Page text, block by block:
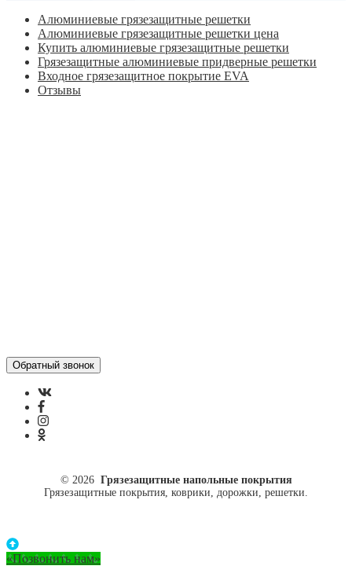
Алюминиевые грязезащитные решетки
Алюминиевые грязезащитные решетки цена
Купить алюминиевые грязезащитные решетки
Грязезащитные алюминиевые придверные решетки
Входное грязезащитное покрытие EVA
Отзывы
© 2026 Грязезащитные напольные покрытия
Грязезащитные покрытия, коврики, дорожки, решетки.
«Позвонить нам»